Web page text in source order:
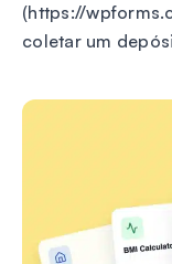
(https://
coletar um